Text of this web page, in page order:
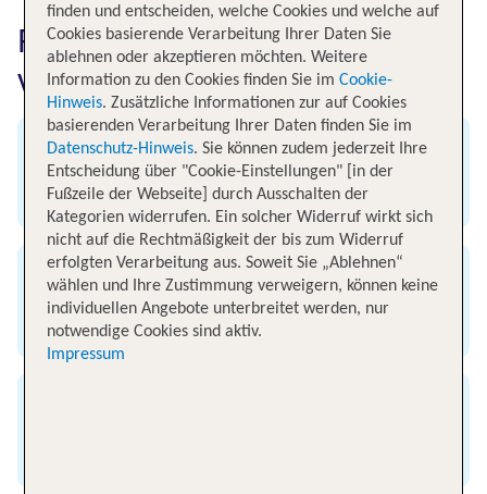
Fluginformationen für Flüge
von Frankfurt nach Malaga
Abflug
Flughafen Frankfurt am Main
Ankunft
Flughafen Malaga
finden und entscheiden, welche Cookies und welche auf
Cookies basierende Verarbeitung Ihrer Daten Sie
ablehnen oder akzeptieren möchten. Weitere
Information zu den Cookies finden Sie im Cookie-
Hinweis. Zusätzliche Informationen zur auf Cookies
basierenden Verarbeitung Ihrer Daten finden Sie im
Datenschutz-Hinweis. Sie können zudem jederzeit Ihre
Entscheidung über "Cookie-Einstellungen" [in der
Fußzeile der Webseite] durch Ausschalten der
Kategorien widerrufen. Ein solcher Widerruf wirkt sich
nicht auf die Rechtmäßigkeit der bis zum Widerruf
erfolgten Verarbeitung aus. Soweit Sie „Ablehnen“
wählen und Ihre Zustimmung verweigern, können keine
individuellen Angebote unterbreitet werden, nur
notwendige Cookies sind aktiv.
Impressum